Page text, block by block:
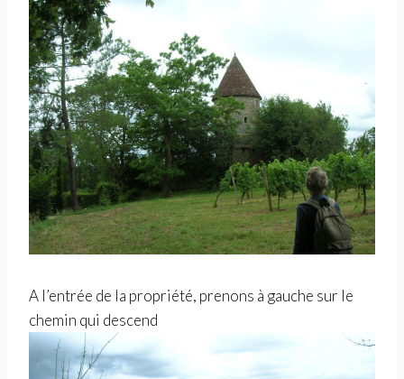
A l’entrée de la propriété, prenons à gauche sur le
chemin qui descend